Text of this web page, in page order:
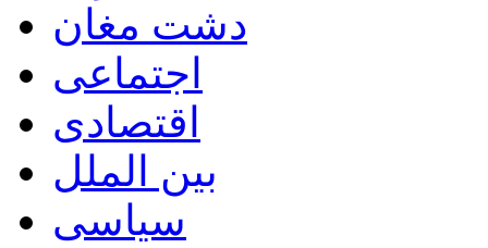
دشت مغان
اجتماعی
اقتصادی
بین الملل
سیاسی